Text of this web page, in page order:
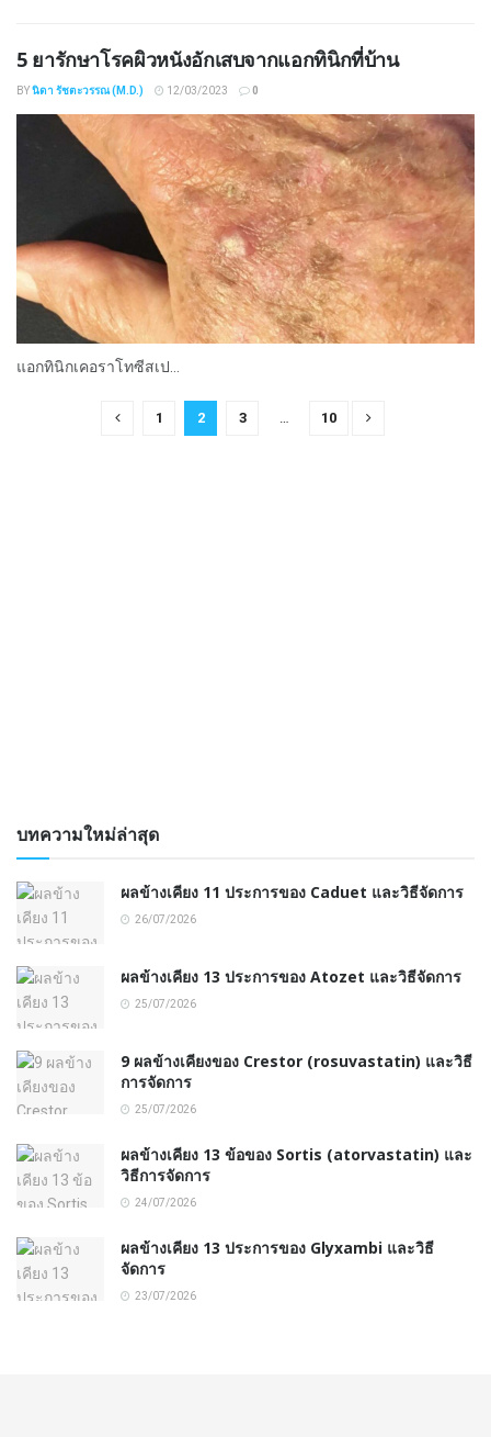
5 ยารักษาโรคผิวหนังอักเสบจากแอกทินิกที่บ้าน
BYนิดา รัชตะวรรณ (M.D.) 12/03/2023 0
แอกทินิกเคอราโทซีสเป...
1 2 3 … 10
บทความใหม่ล่าสุด
ผลข้างเคียง 11 ประการของ Caduet และวิธีจัดการ
26/07/2026
ผลข้างเคียง 13 ประการของ Atozet และวิธีจัดการ
25/07/2026
9 ผลข้างเคียงของ Crestor (rosuvastatin) และวิธี
การจัดการ
25/07/2026
ผลข้างเคียง 13 ข้อของ Sortis (atorvastatin) และ
วิธีการจัดการ
24/07/2026
ผลข้างเคียง 13 ประการของ Glyxambi และวิธี
จัดการ
23/07/2026